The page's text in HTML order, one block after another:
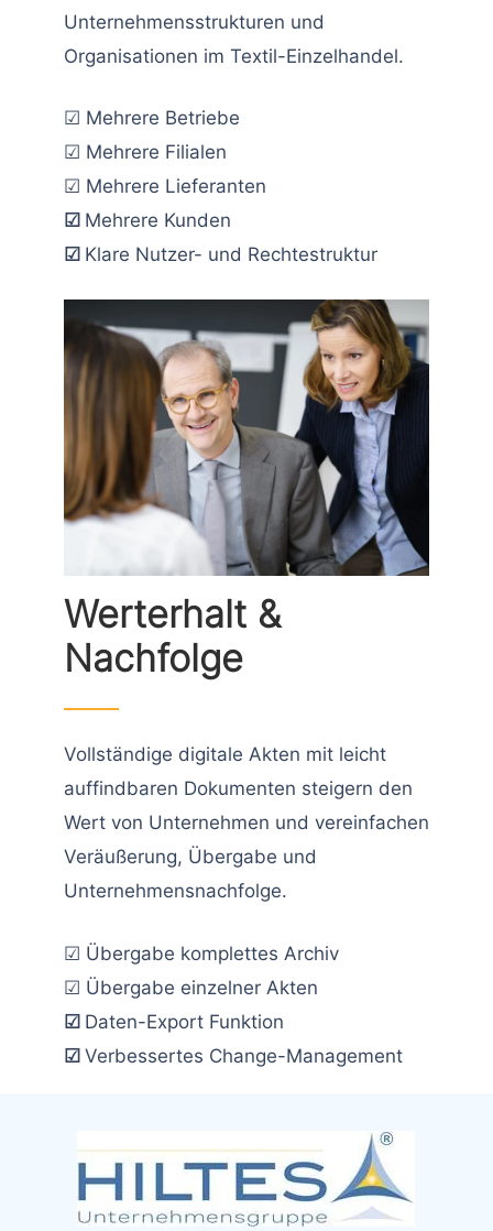
Unternehmensstrukturen und
Organisationen im Textil-Einzelhandel.
☑ Mehrere Betriebe
☑ Mehrere Filialen
☑ Mehrere Lieferanten
☑ Mehrere Kunden
☑ Klare Nutzer- und Rechtestruktur
Werterhalt &
Nachfolge
Vollständige digitale Akten mit leicht
auffindbaren Dokumenten steigern den
Wert von Unternehmen und vereinfachen
Veräußerung, Übergabe und
Unternehmensnachfolge.
☑ Übergabe komplettes Archiv
☑ Übergabe einzelner Akten
☑ Daten-Export Funktion
☑ Verbessertes Change-Management